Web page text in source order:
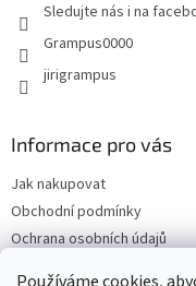
Sledujte nás i na
Grampus0000
jirigrampus
Informace pro vás
Jak nakupovat
Obchodní podmínky
Ochrana osobních údajů